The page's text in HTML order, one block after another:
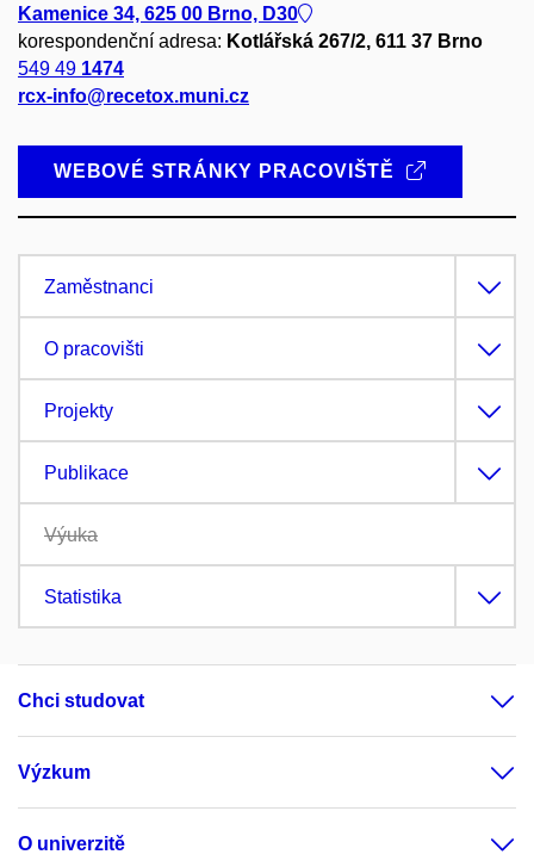
Kamenice 34, 625 00 Brno, D30
korespondenční adresa: Kotlářská 267/2, 611 37 Brno
549 49 1474
rcx-info@recetox.muni.cz
WEBOVÉ STRÁNKY PRACOVIŠTĚ
Zaměstnanci
O pracovišti
Projekty
Publikace
Výuka
Statistika
Chci studovat
Výzkum
O univerzitě